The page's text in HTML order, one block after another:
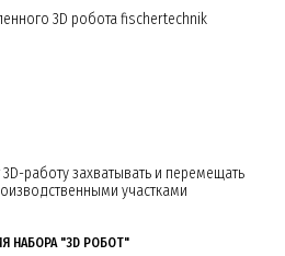
3D робота fischertechnik
работу захватывать и перемещать
участками
НАБОРА "3D РОБОТ"